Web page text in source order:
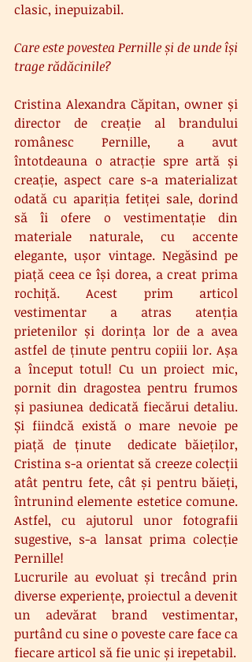
clasic, inepuizabil.
Care este povestea Pernille și de unde își
trage rădăcinile?
Cristina Alexandra Căpitan, owner și
director de creație al brandului
românesc Pernille, a avut
întotdeauna o atracție spre artă și
creație, aspect care s-a materializat
odată cu apariția fetiței sale, dorind
să îi ofere o vestimentație din
materiale naturale, cu accente
elegante, ușor vintage. Negăsind pe
piață ceea ce își dorea, a creat prima
rochiță. Acest prim articol
vestimentar a atras atenția
prietenilor și dorința lor de a avea
astfel de ținute pentru copiii lor. Așa
a început totul! Cu un proiect mic,
pornit din dragostea pentru frumos
și pasiunea dedicată fiecărui detaliu.
Și fiindcă există o mare nevoie pe
piață de ținute  dedicate băieților,
Cristina s-a orientat să creeze colecții
atât pentru fete, cât și pentru băieți,
întrunind elemente estetice comune.
Astfel, cu ajutorul unor fotografii
sugestive, s-a lansat prima colecție
Pernille!
Lucrurile au evoluat și trecând prin
diverse experiențe, proiectul a devenit
un adevărat brand vestimentar,
purtând cu sine o poveste care face ca
fiecare articol să fie unic și irepetabil.